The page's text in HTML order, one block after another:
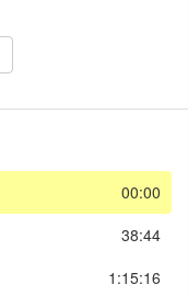
00:00
38:44
1:15:16